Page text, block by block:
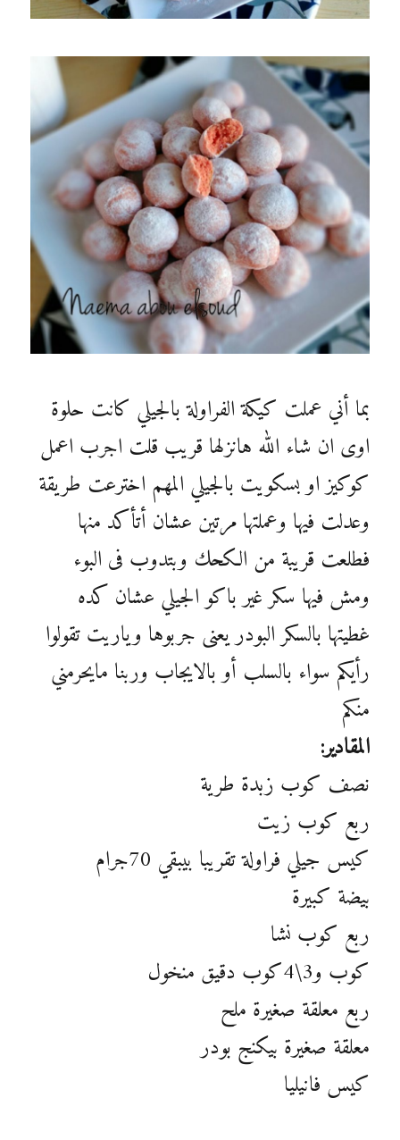
بما أني عملت كيكة الفراولة بالجيلي كانت حلوة
اوى ان شاء الله هانزلها قريب قلت اجرب اعمل
كوكيز او بسكويت بالجيلي المهم اخترعت طريقة
وعدلت فيها وعملتها مرتين عشان أتأكد منها
فطلعت قريبة من الكحك وبتدوب فى البوء
ومش فيها سكر غير باكو الجيلي عشان كده
غطيتها بالسكر البودر يعنى جربوها وياريت تقولوا
رأيكم سواء بالسلب أو بالايجاب وربنا مايحرمني
منكم
المقادير:
نصف كوب زبدة طرية
ربع كوب زيت
كيس جيلي فراولة تقريبا بيبقي 70جرام
بيضة كبيرة
ربع كوب نشا
كوب و3\4كوب دقيق منخول
ربع معلقة صغيرة ملح
معلقة صغيرة بيكنج بودر
كيس فانيليا